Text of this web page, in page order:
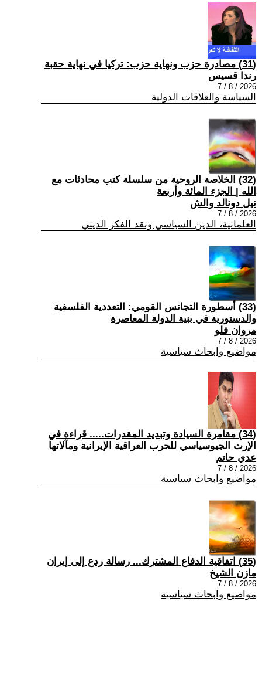
(31) مصادرة حزب ونهاية حزب: تركيا في نهاية حقبة
رندا قسيس
2026 / 8 / 7
السياسة والعلاقات الدولية
(32) الخلاصة الروحية من سلسلة كتب محادثات مع
الله | الجزء المائة وأربعة
نيل دونالد والش
2026 / 8 / 7
العلمانية، الدين السياسي ونقد الفكر الديني
(33) أسطورة التجانس القومي: التعددية الفلسفية
والدستورية في بنية الدولة المعاصرة
مروان فلو
2026 / 8 / 7
مواضيع وابحاث سياسية
(34) مقامرة السيادة وتبديد المقدرات..... قراءة في
الإرث الجيوسياسي للحرب العراقية الإيرانية ومآلاتها
عدي حاتم
2026 / 8 / 7
مواضيع وابحاث سياسية
(35) اتفاقية الدفاع المشترك... رسالة ردع إلى إيران
مازن الشيخ
2026 / 8 / 7
مواضيع وابحاث سياسية